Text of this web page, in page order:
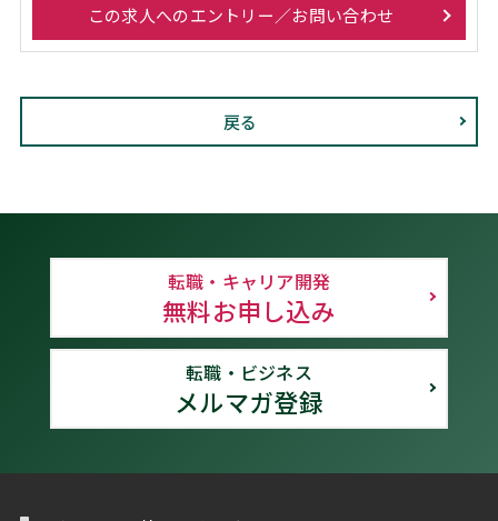
この求人へのエントリー／お問い合わせ
戻る
転職・キャリア開発
無料お申し込み
転職・ビジネス
メルマガ登録